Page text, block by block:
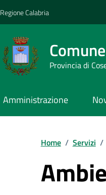
Regione Calabria
Provincia di
Amministrazione
Home / Servizi /